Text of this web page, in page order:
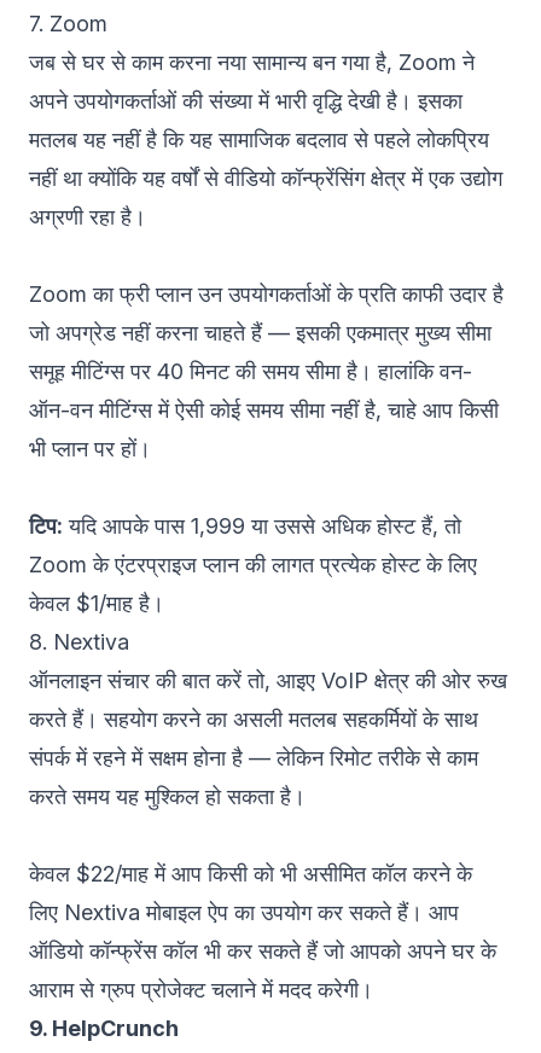
7. Zoom
जब से घर से काम करना नया सामान्य बन गया है, Zoom ने
अपने उपयोगकर्ताओं की संख्या में भारी वृद्धि देखी है। इसका
मतलब यह नहीं है कि यह सामाजिक बदलाव से पहले लोकप्रिय
नहीं था क्योंकि यह वर्षों से वीडियो कॉन्फ्रेंसिंग क्षेत्र में एक उद्योग
अग्रणी रहा है।
Zoom का फ्री प्लान उन उपयोगकर्ताओं के प्रति काफी उदार है
जो अपग्रेड नहीं करना चाहते हैं — इसकी एकमात्र मुख्य सीमा
समूह मीटिंग्स पर 40 मिनट की समय सीमा है। हालांकि वन-
ऑन-वन मीटिंग्स में ऐसी कोई समय सीमा नहीं है, चाहे आप किसी
भी प्लान पर हों।
टिप: यदि आपके पास 1,999 या उससे अधिक होस्ट हैं, तो
Zoom के एंटरप्राइज प्लान की लागत प्रत्येक होस्ट के लिए
केवल $1/माह है।
8. Nextiva
ऑनलाइन संचार की बात करें तो, आइए VoIP क्षेत्र की ओर रुख
करते हैं। सहयोग करने का असली मतलब सहकर्मियों के साथ
संपर्क में रहने में सक्षम होना है — लेकिन रिमोट तरीके से काम
करते समय यह मुश्किल हो सकता है।
केवल $22/माह में आप किसी को भी असीमित कॉल करने के
लिए Nextiva मोबाइल ऐप का उपयोग कर सकते हैं। आप
ऑडियो कॉन्फ्रेंस कॉल भी कर सकते हैं जो आपको अपने घर के
आराम से ग्रुप प्रोजेक्ट चलाने में मदद करेगी।
9. HelpCrunch